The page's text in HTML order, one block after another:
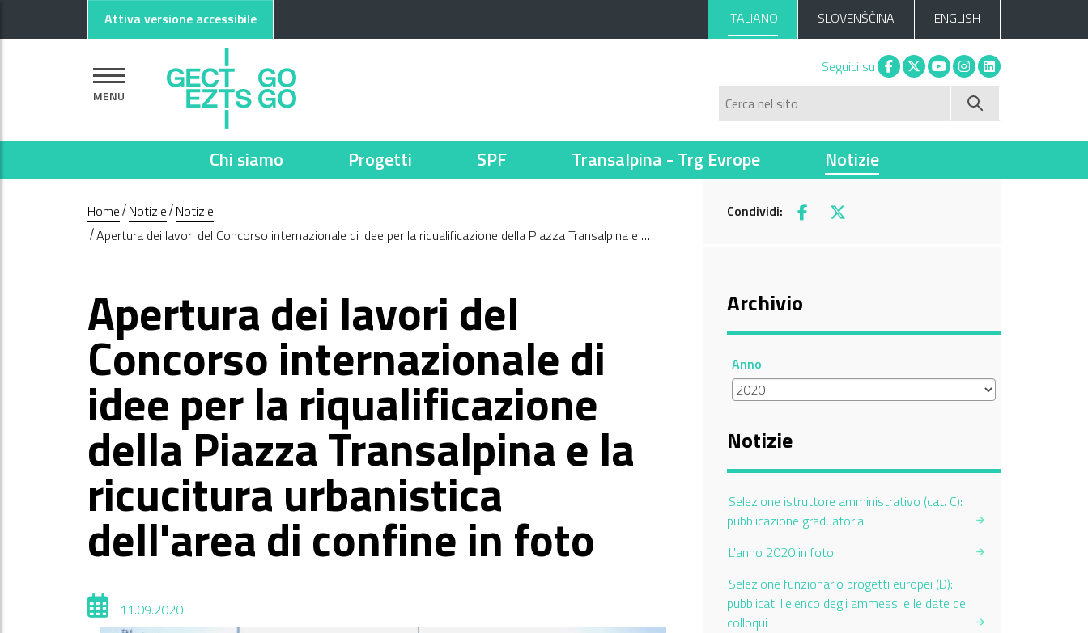
Attiva versione accessibile ITALIANO SLOVENŠČINA ENGLISH
MENU
Seguici su Facebook
X You tubeInstagram
Linkedin
Chi siamo Progetti SPF Transalpina - Trg Evrope Notizie
Home Notizie Notizie
Apertura dei lavori del Concorso internazionale di idee per la riqualificazione della Piazza Transalpina e …
Condividi: Facebook
X
Apertura dei lavori del
Concorso internazionale di
idee per la riqualificazione
della Piazza Transalpina e la
ricucitura urbanistica
dell'area di confine in foto
11.09.2020
Archivio
Anno
Notizie
Selezione istruttore amministrativo (cat. C):
pubblicazione graduatoria
L'anno 2020 in foto
Selezione funzionario progetti europei (D):
pubblicati l'elenco degli ammessi e le date dei
colloqui